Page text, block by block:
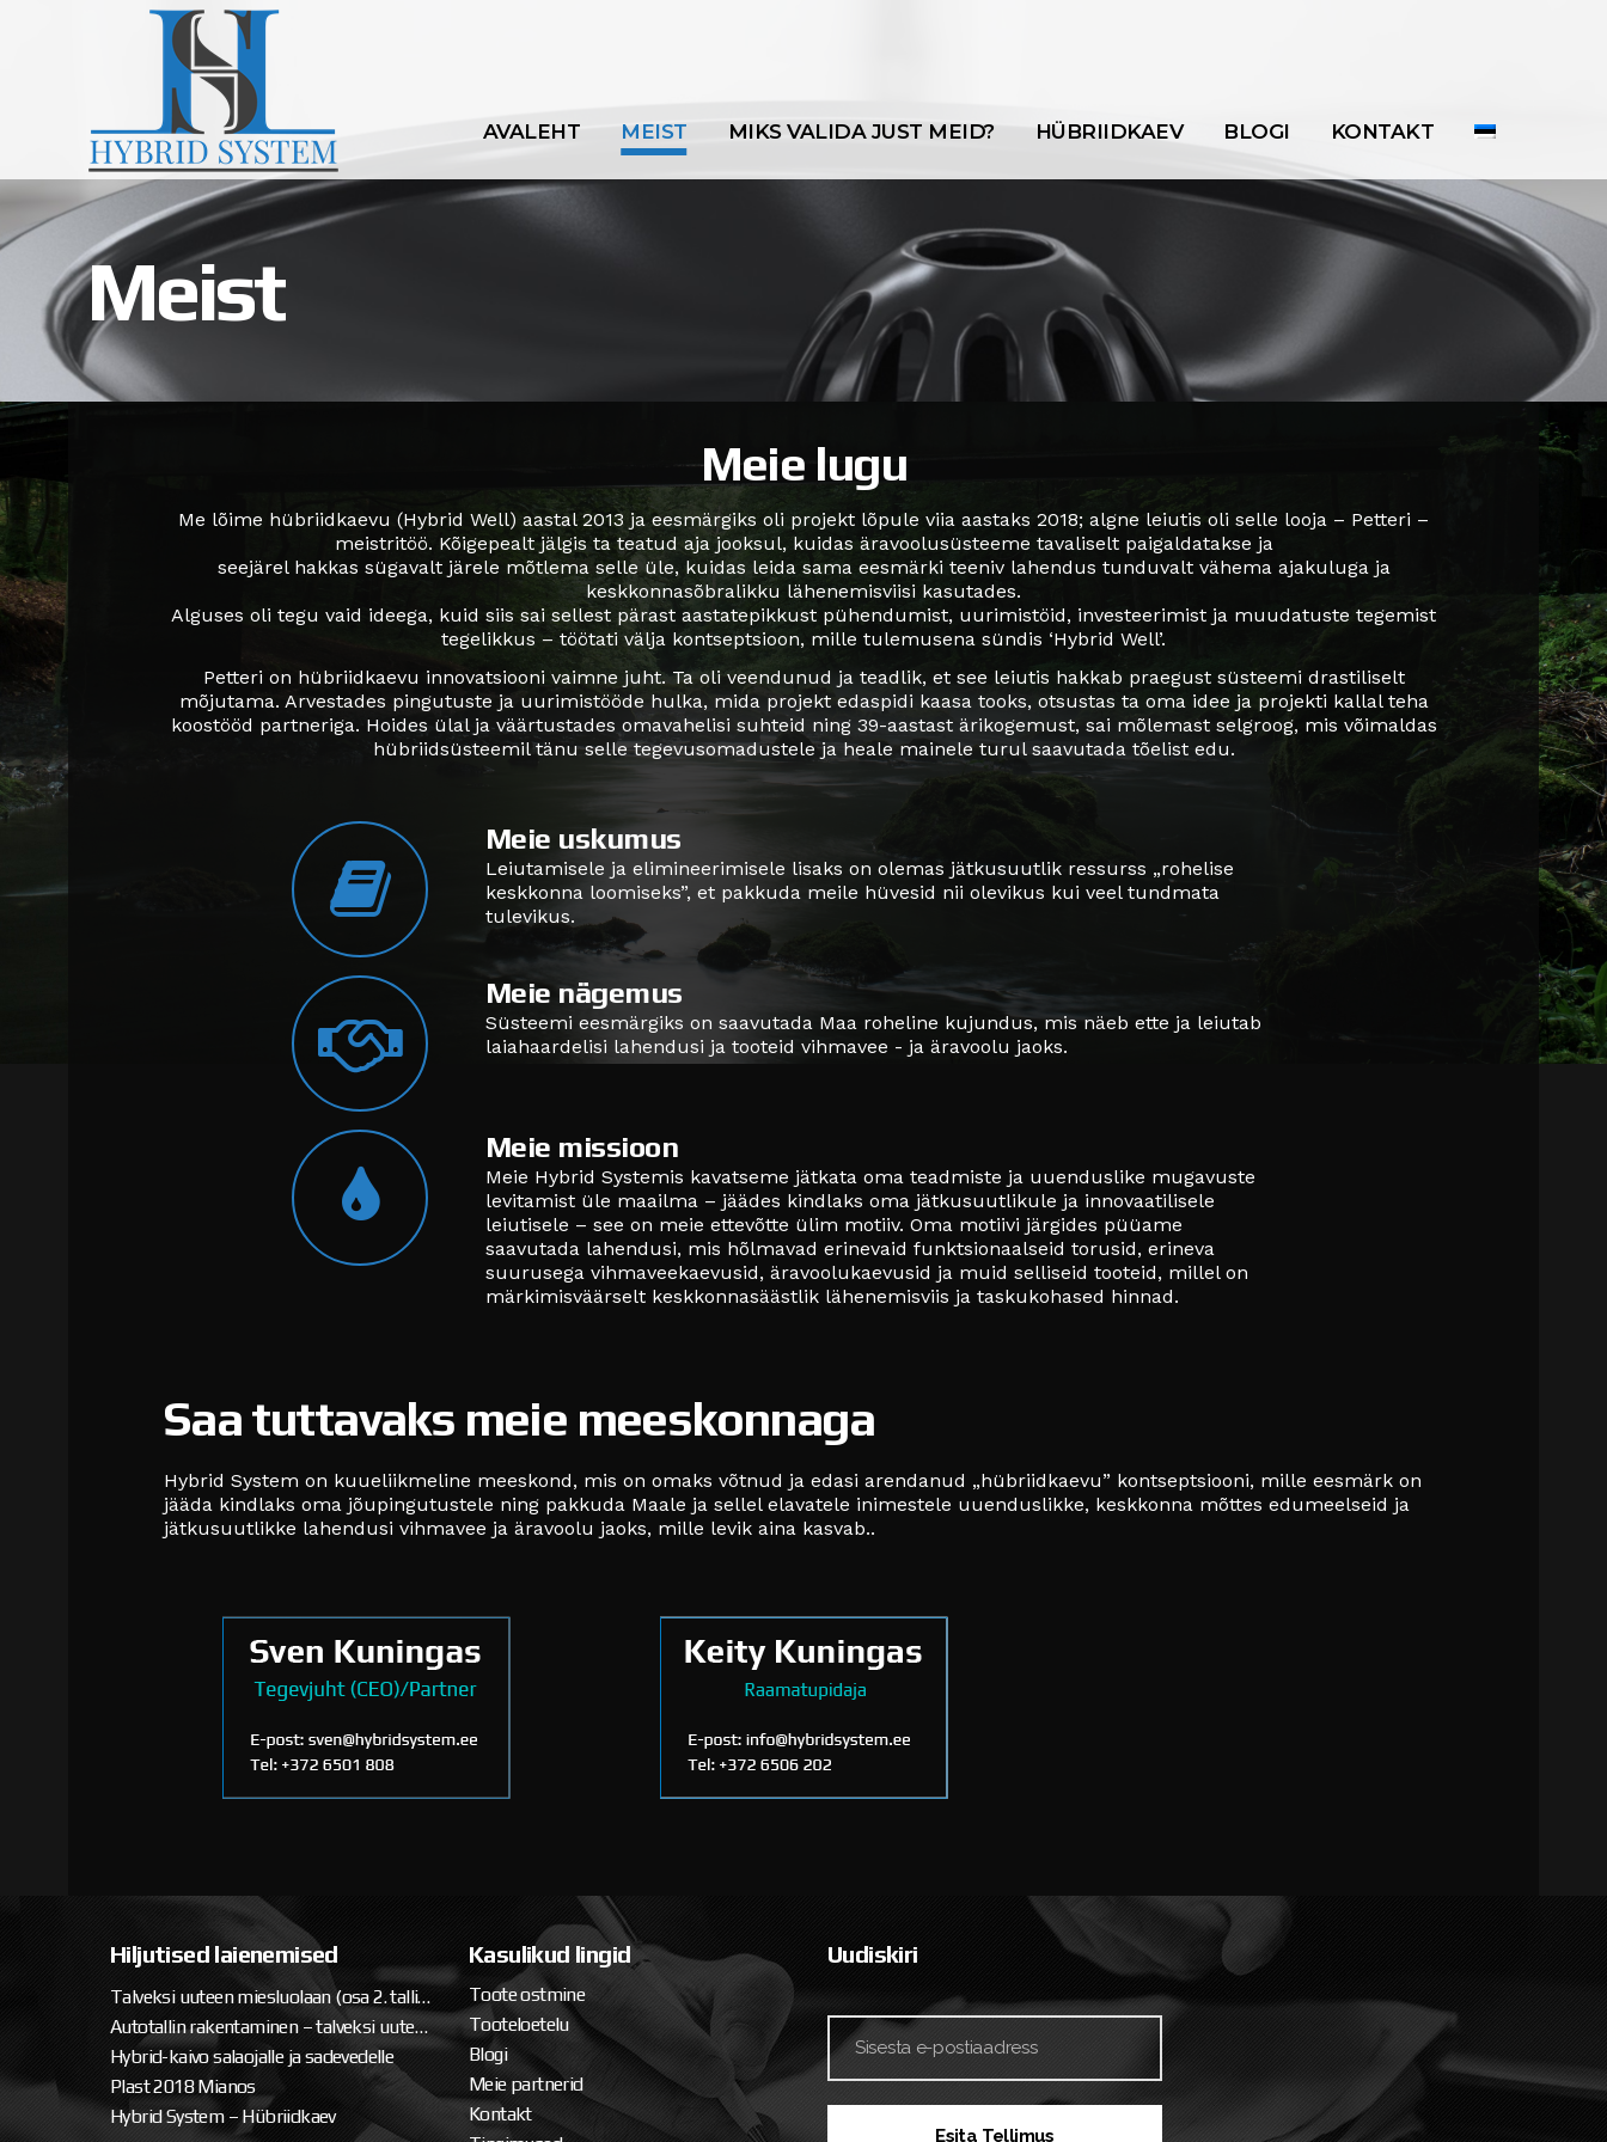
AVALEHT MEIST MIKS VALIDA JUST MEID? HÜBRIIDKAEV BLOGI KONTAKT
Meist
Meie lugu
Me lõime hübriidkaevu (Hybrid Well) aastal 2013 ja eesmärgiks oli projekt lõpule viia aastaks 2018; algne leiutis oli selle looja – Petteri –
meistritöö. Kõigepealt jälgis ta teatud aja jooksul, kuidas äravoolusüsteeme tavaliselt paigaldatakse ja
seejärel hakkas sügavalt järele mõtlema selle üle, kuidas leida sama eesmärki teeniv lahendus tunduvalt vähema ajakuluga ja
keskkonnasõbralikku lähenemisviisi kasutades.
Alguses oli tegu vaid ideega, kuid siis sai sellest pärast aastatepikkust pühendumist, uurimistöid, investeerimist ja muudatuste tegemist
tegelikkus – töötati välja kontseptsioon, mille tulemusena sündis ‘Hybrid Well’.
Petteri on hübriidkaevu innovatsiooni vaimne juht. Ta oli veendunud ja teadlik, et see leiutis hakkab praegust süsteemi drastiliselt
mõjutama. Arvestades pingutuste ja uurimistööde hulka, mida projekt edaspidi kaasa tooks, otsustas ta oma idee ja projekti kallal teha
koostööd partneriga. Hoides ülal ja väärtustades omavahelisi suhteid ning 39-aastast ärikogemust, sai mõlemast selgroog, mis võimaldas
hübriidsüsteemil tänu selle tegevusomadustele ja heale mainele turul saavutada tõelist edu.
Meie uskumus
Leiutamisele ja elimineerimisele lisaks on olemas jätkusuutlik ressurss „rohelise
keskkonna loomiseks”, et pakkuda meile hüvesid nii olevikus kui veel tundmata
tulevikus.
Meie nägemus
Süsteemi eesmärgiks on saavutada Maa roheline kujundus, mis näeb ette ja leiutab
laiahaardelisi lahendusi ja tooteid vihmavee - ja äravoolu jaoks.
Meie missioon
Meie Hybrid Systemis kavatseme jätkata oma teadmiste ja uuenduslike mugavuste
levitamist üle maailma – jäädes kindlaks oma jätkusuutlikule ja innovaatilisele
leiutisele – see on meie ettevõtte ülim motiiv. Oma motiivi järgides püüame
saavutada lahendusi, mis hõlmavad erinevaid funktsionaalseid torusid, erineva
suurusega vihmaveekaevusid, äravoolukaevusid ja muid selliseid tooteid, millel on
märkimisväärselt keskkonnasäästlik lähenemisviis ja taskukohased hinnad.
Saa tuttavaks meie meeskonnaga
Hybrid System on kuueliikmeline meeskond, mis on omaks võtnud ja edasi arendanud „hübriidkaevu” kontseptsiooni, mille eesmärk on
jääda kindlaks oma jõupingutustele ning pakkuda Maale ja sellel elavatele inimestele uuenduslikke, keskkonna mõttes edumeelseid ja
jätkusuutlikke lahendusi vihmavee ja äravoolu jaoks, mille levik aina kasvab..
Hiljutised laienemised
Talveksi uuteen miesluolaan (osa 2. tallipaketin ja katteen asennus)
Autotallin rakentaminen – talveksi uuteen miesluolaan
Hybrid-kaivo salaojalle ja sadevedelle
Plast 2018 Mianos
Hybrid System – Hübriidkaev
Kasulikud lingid
Toote ostmine
Tooteloetelu
Blogi
Meie partnerid
Kontakt
Uudiskiri